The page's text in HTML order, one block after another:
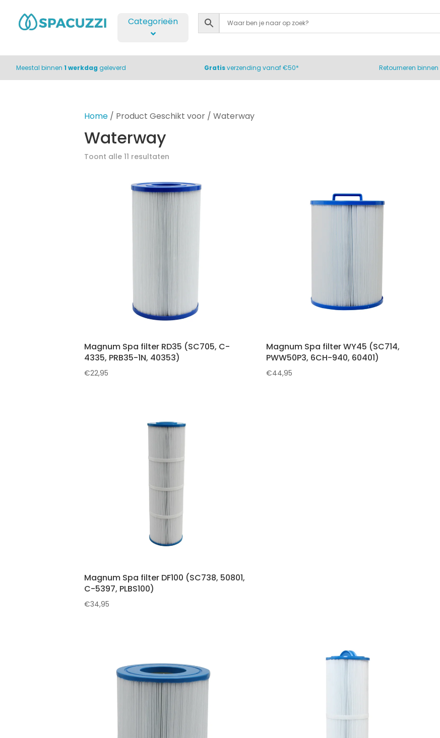
Meestal binnen 1 werkdag geleverd Gratisverzending vanaf €50* Retourneren binnen
Home/ Product Geschikt voor / Waterway
Waterway
Toont alle 11 resultaten
Magnum Spa filter RD35 (SC705, C-
4335, PRB35-1N, 40353)
€22,95
Magnum Spa filter WY45 (SC714,
PWW50P3, 6CH-940, 60401)
€44,95
Magnum Spa filter DF100 (SC738, 50801,
C-5397, PLBS100)
€34,95